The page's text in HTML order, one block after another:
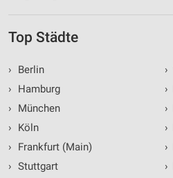
Top Städte
›
Berlin
›
Hamburg
›
München
›
Köln
›
Frankfurt (Main)
› Stuttgart
›
›
›
›
›
›